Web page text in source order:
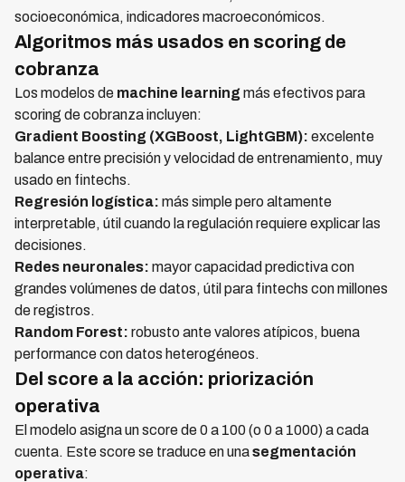
socioeconómica, indicadores macroeconómicos.
Algoritmos más usados en scoring de
cobranza
Los modelos de machine learningmás efectivos para
scoring de cobranza incluyen:
Gradient Boosting (XGBoost, LightGBM): excelente
balance entre precisión y velocidad de entrenamiento, muy
usado en fintechs.
Regresión logística: más simple pero altamente
interpretable, útil cuando la regulación requiere explicar las
decisiones.
Redes neuronales: mayor capacidad predictiva con
grandes volúmenes de datos, útil para fintechs con millones
de registros.
Random Forest: robusto ante valores atípicos, buena
performance con datos heterogéneos.
Del score a la acción: priorización
operativa
El modelo asigna un score de 0 a 100 (o 0 a 1000) a cada
cuenta. Este score se traduce en unasegmentación
operativa: